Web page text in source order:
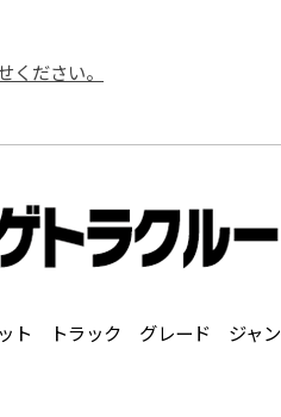
ください。
ト トラック グレード ジャ